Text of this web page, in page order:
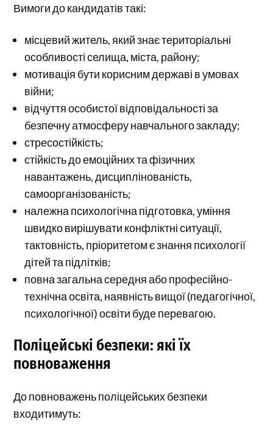
Вимоги до кандидатів такі:
місцевий житель, який знає територіальні
особливості селища, міста, району;
мотивація бути корисним державі в умовах
війни;
відчуття особистої відповідальності за
безпечну атмосферу навчального закладу;
стресостійкість;
стійкість до емоційних та фізичних
навантажень, дисциплінованість,
самоорганізованість;
належна психологічна підготовка, уміння
швидко вирішувати конфліктні ситуації,
тактовність, пріоритетом є знання психології
дітей та підлітків;
повна загальна середня або професійно-
технічна освіта, наявність вищої (педагогічної,
психологічної) освіти буде перевагою.
Поліцейські безпеки: які їх
повноваження
До повноважень поліцейських безпеки
входитимуть: